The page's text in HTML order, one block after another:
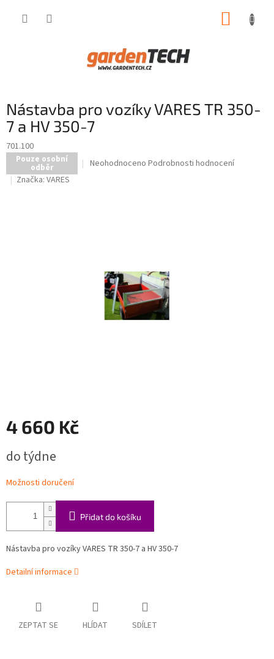
Nástavba pro vozíky VARES TR 350-
7 a HV 350-7
701.100
Pouze osobní
odběr
Průměrné
Neohodnoceno Podrobnosti hodnocení
Značka: VARES
4 660 Kč
cena:
do týdne
Možnosti doručení
Přidat do košíku
Nástavba pro vozíky VARES TR 350-7 a HV 350-7
Detailní informace
ZEPTAT SE HLÍDAT SDÍLET